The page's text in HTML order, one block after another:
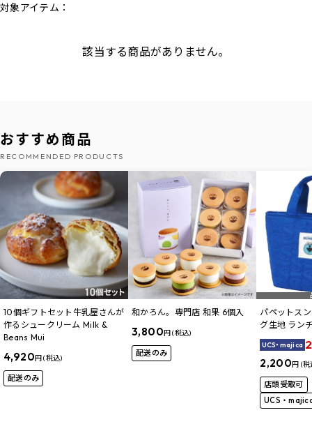
対象アイテム：
該当する商品がありません。
おすすめ商品
RECOMMENDED PRODUCTS
10個ギフトセット牛乳屋さんが
作るシュークリーム Milk &
Beans Mui
4,920円 (税込)
配送のみ
和かろん。専門店 和果 6個入
3,800円 (税込)
配送のみ
パペットス
グ生地 ラン
UCS・majica
2,200円 (税
店頭受取可
UCS・